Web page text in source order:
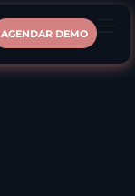
AGENDAR DEMO